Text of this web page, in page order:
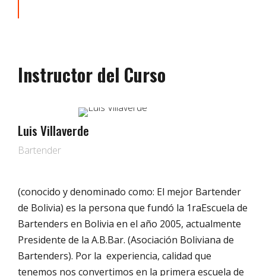
Instructor del Curso
Luis Villaverde
Bartender
(conocido y denominado como: El mejor Bartender
de Bolivia) es la persona que fundó la 1raEscuela de
Bartenders en Bolivia en el año 2005, actualmente
Presidente de la A.B.Bar. (Asociación Boliviana de
Bartenders). Por la experiencia, calidad que
tenemos nos convertimos en la primera escuela de